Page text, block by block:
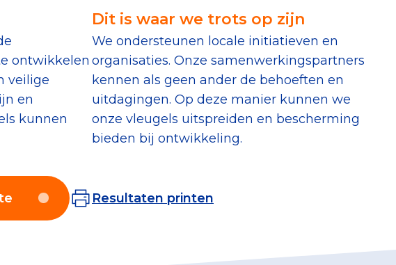
& Onderzoek
data over goede doelen
ontwikkelen
veilige
en
kunnen
Dit is waar we trots op zijn
We ondersteunen locale initiatieven en
organisaties. Onze samenwerkingspartners
kennen als geen ander de behoeften en
uitdagingen. Op deze manier kunnen we
onze vleugels uitspreiden en bescherming
bieden bij ontwikkeling.
Resultaten printen